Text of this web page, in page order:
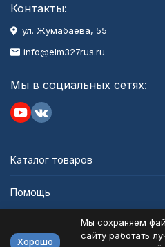
Контакты:
ул. Жумабаева, 55
info@elm327rus.ru
Мы в социальных сетях:
Каталог товаров
Помощь
Хорошо
Мы сохраняем
сайту работать